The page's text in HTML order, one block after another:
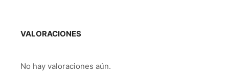
VALORACIONES
No hay valoraciones aún.